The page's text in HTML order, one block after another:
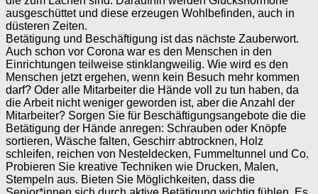
ausgeschüttet und diese erzeugen Wohlbefinden, auch in
düsteren Zeiten.
Betätigung und Beschäftigung ist das nächste Zauberwort.
Auch schon vor Corona war es den Menschen in den
Einrichtungen teilweise stinklangweilig. Wie wird es den
Menschen jetzt ergehen, wenn kein Besuch mehr kommen
darf? Oder alle Mitarbeiter die Hände voll zu tun haben, da
die Arbeit nicht weniger geworden ist, aber die Anzahl der
Mitarbeiter? Sorgen Sie für Beschäftigungsangebote die die
Betätigung der Hände anregen: Schrauben oder Knöpfe
sortieren, Wäsche falten, Geschirr abtrocknen, Holz
schleifen, reichen von Nesteldecken, Fummeltunnel und Co.
Probieren Sie kreative Techniken wie Drucken, Malen,
Stempeln aus. Bieten Sie Möglichkeiten, dass die